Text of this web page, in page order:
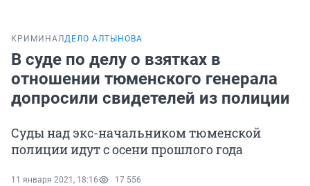
КРИМИНАЛДЕЛО АЛТЫНОВА
В суде по делу о взятках в
отношении тюменского генерала
допросили свидетелей из полиции
Суды над экс-начальником тюменской
полиции идут с осени прошлого года
11 января 2021, 18:16 17 556